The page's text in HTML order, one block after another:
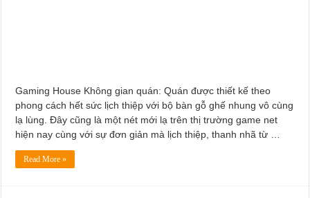
Gaming House Không gian quán: Quán được thiết kế theo
phong cách hết sức lịch thiệp với bộ bàn gỗ ghế nhung vô cùng
lạ lùng. Đây cũng là một nét mới lạ trên thị trường game net
hiện nay cùng với sự đơn giản mà lịch thiệp, thanh nhã từ …
Read More »